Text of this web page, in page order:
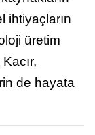
ihtiyaçların
üretim
de hayata